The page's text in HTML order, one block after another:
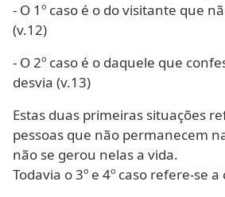
- O 1º caso é o do visitante que
(v.12)
- O 2º caso é o daquele que
desvia (v.13)
Estas duas primeiras situações
pessoas que não permanecem
não se gerou nelas a vida.
Todavia o 3º e 4º caso refere-se